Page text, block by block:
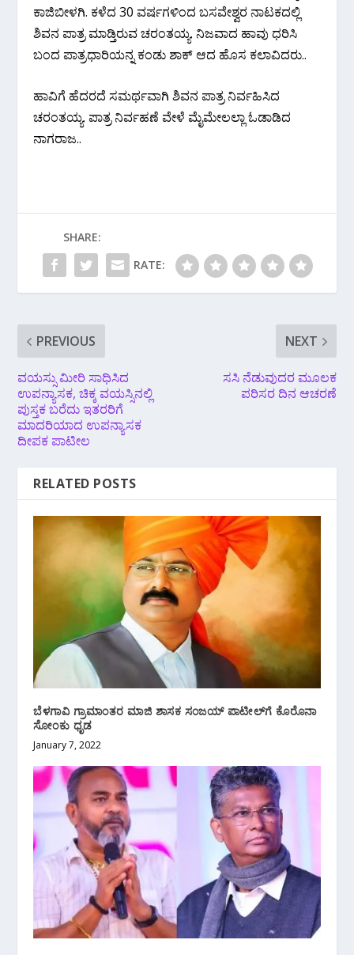
ಕಾಜಿಬೀಳಗಿ. ಕಳೆದ 30 ವರ್ಷಗಳಿಂದ ಬಸವೇಶ್ವರ ನಾಟಕದಲ್ಲಿ
ಶಿವನ ಪಾತ್ರ ಮಾಡ್ತಿರುವ ಚರಂತಯ್ಯ. ನಿಜವಾದ ಹಾವು ಧರಿಸಿ
ಬಂದ ಪಾತ್ರಧಾರಿಯನ್ನ ಕಂಡು ಶಾಕ್ ಆದ ಹೊಸ ಕಲಾವಿದರು..
ಹಾವಿಗೆ ಹೆದರದೆ ಸಮರ್ಥವಾಗಿ ಶಿವನ ಪಾತ್ರ ನಿರ್ವಹಿಸಿದ
ಚರಂತಯ್ಯ. ಪಾತ್ರ ನಿರ್ವಹಣೆ ವೇಳೆ ಮೈಮೇಲಲ್ಲಾ ಓಡಾಡಿದ
ನಾಗರಾಜ..
SHARE:
RATE:
PREVIOUS
ವಯಸ್ಸು ಮೀರಿ ಸಾಧಿಸಿದ
ಉಪನ್ಯಾಸಕ, ಚಿಕ್ಕ ವಯಸ್ಸಿನಲ್ಲಿ
ಪುಸ್ತಕ ಬರೆದು ಇತರರಿಗೆ
ಮಾದರಿಯಾದ ಉಪನ್ಯಾಸಕ
ದೀಪಕ ಪಾಟೀಲ
NEXT
ಸಸಿ ನೆಡುವುದರ ಮೂಲಕ
ಪರಿಸರ ದಿನ ಆಚರಣೆ
RELATED POSTS
ಬೆಳಗಾವಿ ಗ್ರಾಮಾಂತರ ಮಾಜಿ ಶಾಸಕ ಸಂಜಯ್ ಪಾಟೀಲ್‌ಗೆ ಕೊರೊನಾ
ಸೋಂಕು ಧೃಡ
January 7, 2022